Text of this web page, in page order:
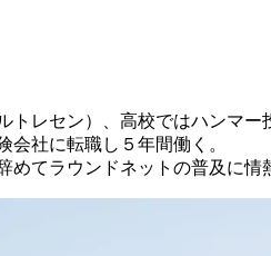
トレセン）、高校ではハンマ
社に転職し５年間働く。
てラウンドネットの普及に情